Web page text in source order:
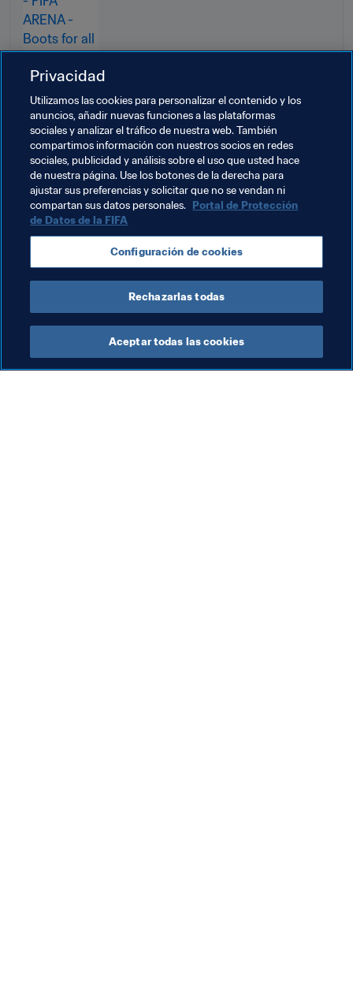
Temas relacionados
Presidente de la FIFA Federaciones miembro
Organización France UEFA
Organisation
Privacidad
Utilizamos las cookies para personalizar el contenido y los
anuncios, añadir nuevas funciones a las plataformas
sociales y analizar el tráfico de nuestra web. También
compartimos información con nuestros socios en redes
sociales, publicidad y análisis sobre el uso que usted hace
de nuestra página. Use los botones de la derecha para
ajustar sus preferencias y solicitar que no se vendan ni
compartan sus datos personales. Portal de Protección
de Datos de la FIFA
Configuración de cookies
Rechazarlas todas
Aceptar todas las cookies